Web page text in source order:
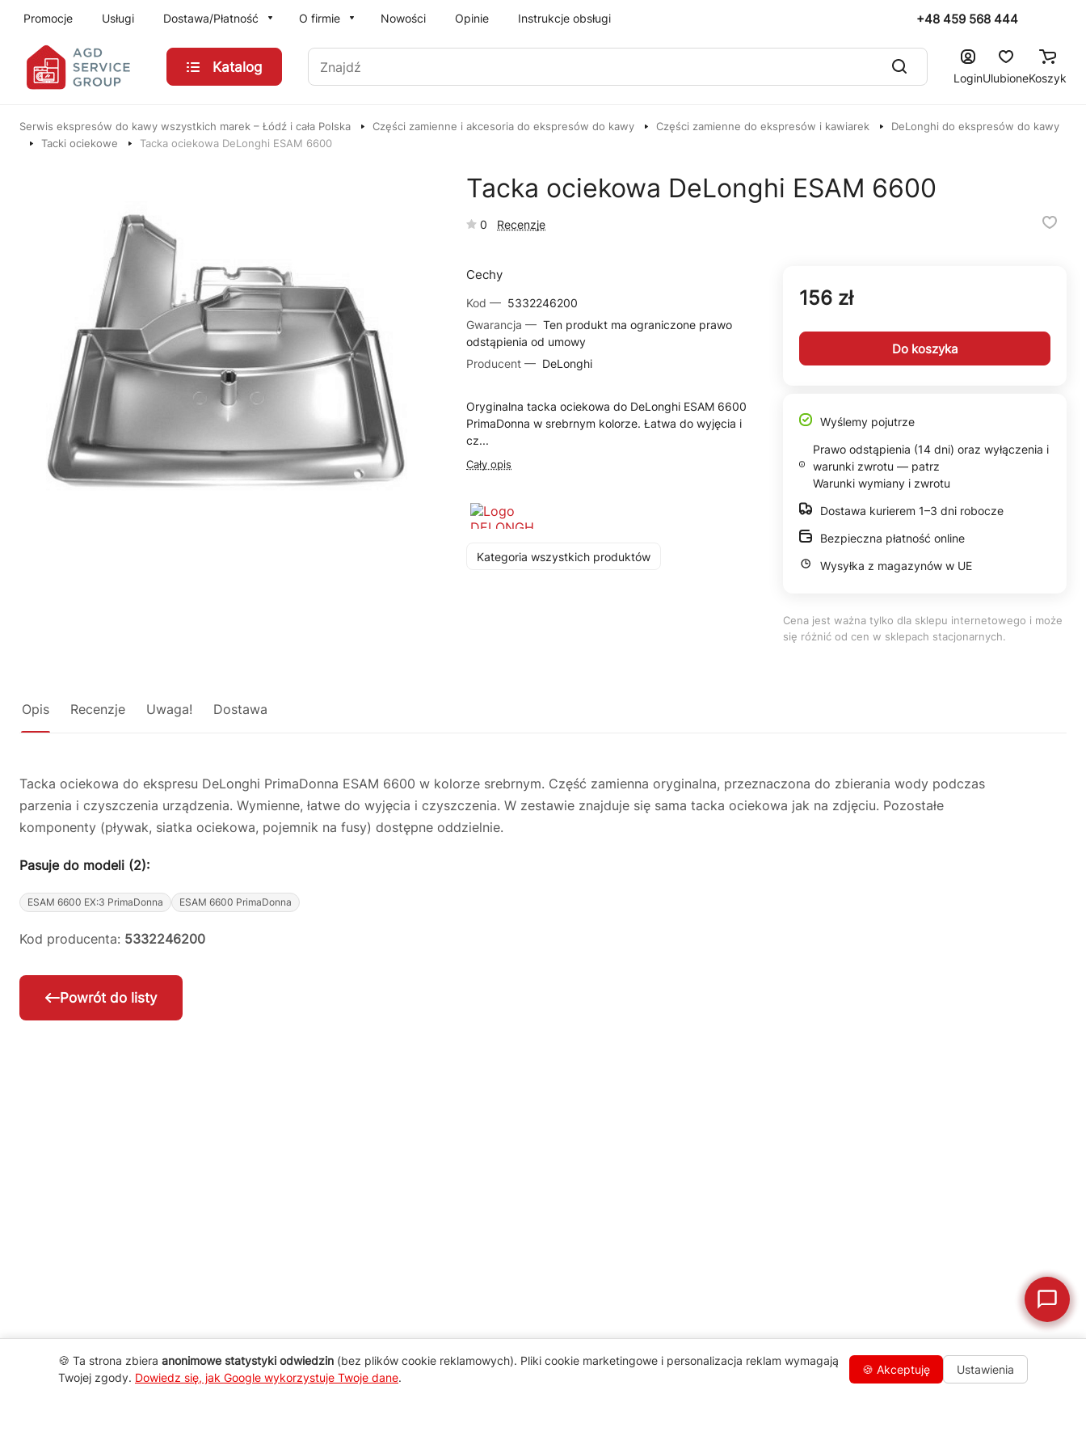
Promocje Usługi Dostawa/Płatność O firmie Nowości Opinie Instrukcje obsługi +48 459 568 444
Katalog
Znajdź
LoginUlubioneKoszyk
Serwis ekspresów do kawy wszystkich marek – Łódź i cała Polska Części zamienne i akcesoria do ekspresów do kawy Części zamienne do ekspresów i kawiarek
DeLonghi do ekspresów do kawy
Tacki ociekowe
Tacka ociekowa DeLonghi ESAM 6600
Tacka ociekowa DeLonghi ESAM 6600
0 Recenzje
Cechy
Kod — 5332246200
Gwarancja — Ten produkt ma ograniczone prawo
odstąpienia od umowy
Producent — DeLonghi
Oryginalna tacka ociekowa do DeLonghi ESAM 6600
PrimaDonna w srebrnym kolorze. Łatwa do wyjęcia i
cz...
Cały opis
Kategoria wszystkich produktów
156 zł
Do koszyka
Wyślemy pojutrze
Prawo odstąpienia (14 dni) oraz wyłączenia i
warunki zwrotu — patrz
Warunki wymiany i zwrotu
Dostawa kurierem 1–3 dni robocze
Bezpieczna płatność online
Wysyłka z magazynów w UE
Cena jest ważna tylko dla sklepu internetowego i może
się różnić od cen w sklepach stacjonarnych.
Opis Recenzje Uwaga! Dostawa
Tacka ociekowa do ekspresu DeLonghi PrimaDonna ESAM 6600 w kolorze srebrnym. Część zamienna oryginalna, przeznaczona do zbierania wody podczas
parzenia i czyszczenia urządzenia. Wymienne, łatwe do wyjęcia i czyszczenia. W zestawie znajduje się sama tacka ociekowa jak na zdjęciu. Pozostałe
komponenty (pływak, siatka ociekowa, pojemnik na fusy) dostępne oddzielnie.
Pasuje do modeli (2):
ESAM 6600 EX:3 PrimaDonna ESAM 6600 PrimaDonna
Kod producenta: 5332246200
Powrót do listy
🍪 Ta strona zbiera anonimowe statystyki odwiedzin (bez plików cookie reklamowych). Pliki cookie marketingowe i personalizacja reklam wymagają
Twojej zgody. Dowiedz się, jak Google wykorzystuje Twoje dane.
🍪 Akceptuję Ustawienia